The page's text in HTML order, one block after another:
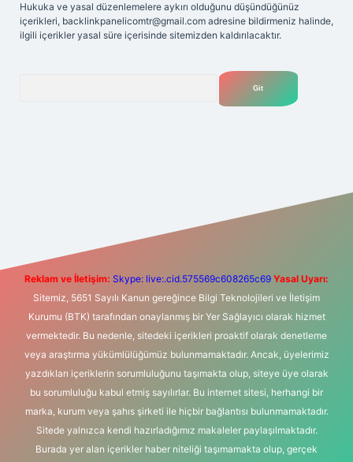
Hukuka ve yasal düzenlemelere aykırı olduğunu düşündüğünüz
içerikleri, backlinkpanelicomtr@gmail.com adresine bildirmeniz halinde,
ilgili içerikler yasal süre içerisinde sitemizden kaldırılacaktır.
m elexbet
Reklam ve İletişim: Skype: live:.cid.575569c608265c69 Yasal Uyarı:
Sitemiz, 5651 Sayılı Kanun gereğince Bilgi Teknolojileri ve İletişim
Kurumu (BTK) tarafından onaylanmış bir Yer Sağlayıcı olarak hizmet
vermektedir. Bu nedenle, sitedeki içerikleri proaktif olarak denetleme
veya araştırma yükümlülüğümüz bulunmamaktadır. Ancak, üyelerimiz
yazdıkları içeriklerin sorumluluğunu taşımakta olup, siteye üye olarak
bu sorumluluğu kabul etmiş sayılırlar. Bu internet sitesi, herhangi bir
marka, kurum veya şahıs şirketi ile hiçbir bağlantısı bulunmamaktadır.
Sitede yalnızca kendi hazırladığımız makaleler paylaşılmaktadır.
Burada yer alan içerikler haber niteliği taşımamakta olup, gerçek